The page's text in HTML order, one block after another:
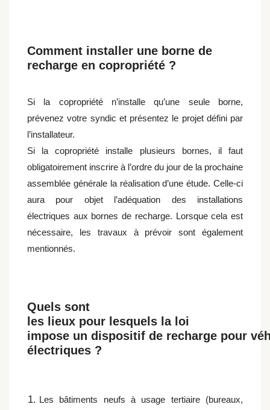
Comment installer une borne de
recharge en copropriété ?
Si la copropriété n’installe qu’une seule borne,
prévenez votre syndic et présentez le projet défini par
l’installateur.
Si la copropriété installe plusieurs bornes, il faut
obligatoirement inscrire à l’ordre du jour de la prochaine
assemblée générale la réalisation d’une étude. Celle-ci
aura pour objet l’adéquation des installations
électriques aux bornes de recharge. Lorsque cela est
nécessaire, les travaux à prévoir sont également
mentionnés.
Quels sont
les lieux pour lesquels la loi
impose un dispositif de recharge pour
électriques ?
Les bâtiments neufs à usage tertiaire (bureaux,